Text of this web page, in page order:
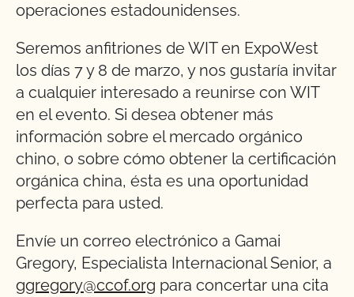
operaciones estadounidenses.
Seremos anfitriones de WIT en ExpoWest
los días 7 y 8 de marzo, y nos gustaría invitar
a cualquier interesado a reunirse con WIT
en el evento. Si desea obtener más
información sobre el mercado orgánico
chino, o sobre cómo obtener la certificación
orgánica china, ésta es una oportunidad
perfecta para usted.
Envíe un correo electrónico a Gamai
Gregory, Especialista Internacional Senior, a
ggregory@ccof.org para concertar una cita